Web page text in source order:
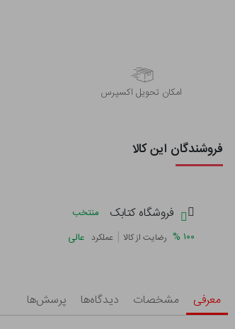
اﻣﮑﺎن ﺗﺤﻮﯾﻞ اﮐﺴﭙﺮس
فروشندگان این کالا
فروشگاه کتابک
منتخب
۱۰۰ % رضایت از کالا | عملکرد عالی
معرفی مشخصات دیدگاه‌ها پرسش‌ها